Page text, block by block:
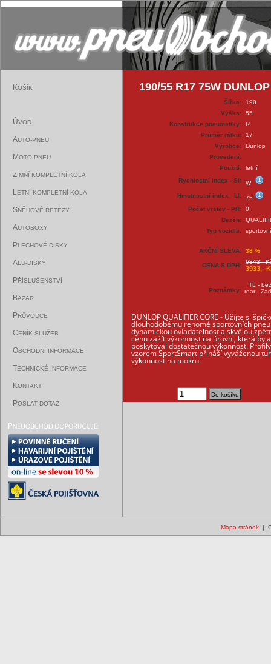
KOŠÍK
ÚVOD
AUTO-PNEU
MOTO-PNEU
ZIMNÍ KOMPLETNÍ KOLA
LETNÍ KOMPLETNÍ KOLA
SNĚHOVÉ ŘETĚZY
AUTOBOXY
PLECHOVÉ DISKY
ALU-DISKY
PŘÍSLUŠENSTVÍ
BAZAR
PRŮVODCE
CENÍK SLUŽEB
OBCHODNÍ INFORMACE
TECHNICKÉ INFORMACE
KONTAKT
POSLAT DOTAZ
190/55 R17 75W
Šířka:
190
Výška:
55
Konstrukce pneumatiky:
R
Průměr ráfku:
17
Výrobce:
Dunlop
Provedení:
Použití:
letní
Rychlostní index - SI:
W
Hmotnostní index - LI:
75
Počet vrstev - PR:
0
Dezén:
Typ vozidla:
AKČNÍ SLEVA: 38 %
CENA S DPH:
6343,-
3933,-
Poznámky:
TL -
rear -
DUNLOP QUALIFIER CORE - Užijte si
dlouhodobému renomé sportovních
dynamickou ovladatelnost a skvělou
cenu zažít výkonnost na úrovni, která
poskytoval dostatečnou výkonnost.
vzorem SportSmart přináší vyváženou
výkonnost na mokru.
Mapa stránek|